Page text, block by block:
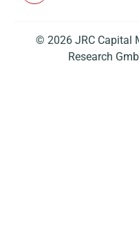
© 2026 JRC Capital
Research